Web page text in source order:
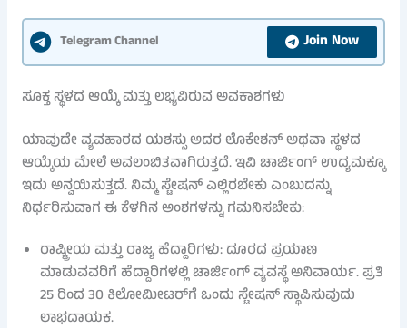
Telegram Channel Join Now
ಸೂಕ್ತ ಸ್ಥಳದ ಆಯ್ಕೆ ಮತ್ತು ಲಭ್ಯವಿರುವ ಅವಕಾಶಗಳು
ಯಾವುದೇ ವ್ಯವಹಾರದ ಯಶಸ್ಸು ಅದರ ಲೊಕೇಶನ್ ಅಥವಾ ಸ್ಥಳದ
ಆಯ್ಕೆಯ ಮೇಲೆ ಅವಲಂಬಿತವಾಗಿರುತ್ತದೆ. ಇವಿ ಚಾರ್ಜಿಂಗ್ ಉದ್ಯಮಕ್ಕೂ
ಇದು ಅನ್ವಯಿಸುತ್ತದೆ. ನಿಮ್ಮ ಸ್ಟೇಷನ್ ಎಲ್ಲಿರಬೇಕು ಎಂಬುದನ್ನು
ನಿರ್ಧರಿಸುವಾಗ ಈ ಕೆಳಗಿನ ಅಂಶಗಳನ್ನು ಗಮನಿಸಬೇಕು:
ರಾಷ್ಟ್ರೀಯ ಮತ್ತು ರಾಜ್ಯ ಹೆದ್ದಾರಿಗಳು: ದೂರದ ಪ್ರಯಾಣ
ಮಾಡುವವರಿಗೆ ಹೆದ್ದಾರಿಗಳಲ್ಲಿ ಚಾರ್ಜಿಂಗ್ ವ್ಯವಸ್ಥೆ ಅನಿವಾರ್ಯ. ಪ್ರತಿ
25 ರಿಂದ 30 ಕಿಲೋಮೀಟರ್‌ಗೆ ಒಂದು ಸ್ಟೇಷನ್ ಸ್ಥಾಪಿಸುವುದು
ಲಾಭದಾಯಕ.